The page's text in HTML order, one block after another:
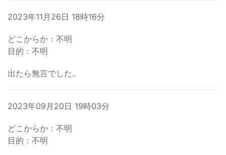
2023年11月26日 18時16分
どこからか：不明
目的：不明
出たら無言でした。
2023年09月20日 19時03分
どこからか：不明
目的：不明